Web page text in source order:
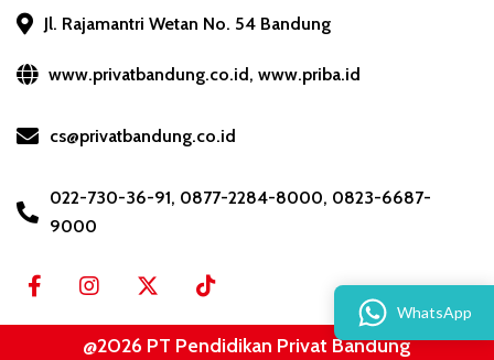
Jl. Rajamantri Wetan No. 54 Bandung
www.privatbandung.co.id, www.priba.id
cs@privatbandung.co.id
022-730-36-91, 0877-2284-8000, 0823-6687-
9000
@2026 PT Pendidikan Privat Bandung
WhatsApp